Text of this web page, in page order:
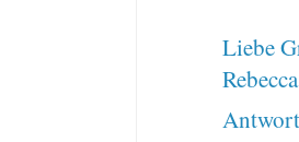
Liebe
Rebecca